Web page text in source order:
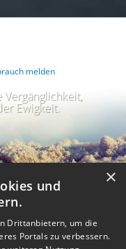
Vergänglichkeit,
Ewigkeit.
melden
×
und
Drittanbietern, um die
Portals zu verbessern.